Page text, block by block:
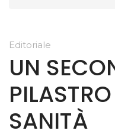
Editoriale
UN
SANITÀ